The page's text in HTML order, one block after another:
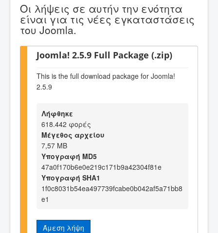
Οι λήψεις σε αυτήν την ενότητα
είναι για τις νέες εγκαταστάσεις
του Joomla.
Joomla! 2.5.9 Full Package (.zip)
This is the full download package for Joomla!
2.5.9
Λήφθηκε
618.442 φορές
Μέγεθος αρχείου
7,57 MB
Υπογραφή MD5
47a0f170b6e0e219c171b9a42304f81e
Υπογραφή SHA1
1f0c8031b54ea497739fcabe0b042af5a71bb8
e1
Άμεση λήψη